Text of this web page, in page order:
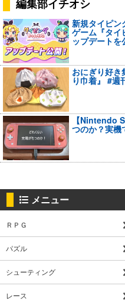
編集部イチオシ
新規タイピン
ゲーム『タイ
ップデートを
おにぎり好き
り巾着』 #週
【Nintendo
つのか？実機
メニュー
ＲＰＧ
パズル
シューティング
レース